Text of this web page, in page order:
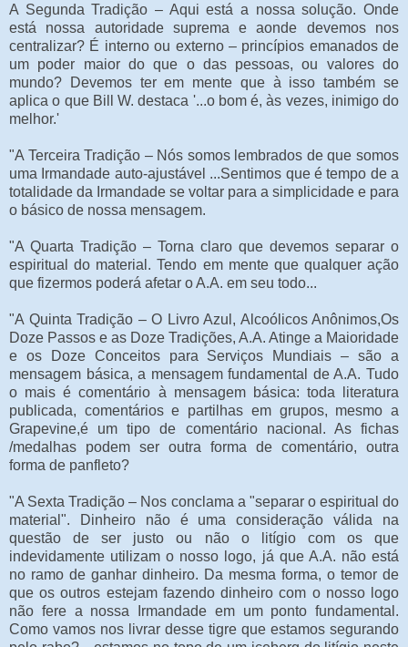
A Segunda Tradição – Aqui está a nossa solução. Onde
está nossa autoridade suprema e aonde devemos nos
centralizar? É interno ou externo – princípios emanados de
um poder maior do que o das pessoas, ou valores do
mundo? Devemos ter em mente que à isso também se
aplica o que Bill W. destaca '...o bom é, às vezes, inimigo do
melhor.'
"A Terceira Tradição – Nós somos lembrados de que somos
uma Irmandade auto-ajustável ...Sentimos que é tempo de a
totalidade da Irmandade se voltar para a simplicidade e para
o básico de nossa mensagem.
"A Quarta Tradição – Torna claro que devemos separar o
espiritual do material. Tendo em mente que qualquer ação
que fizermos poderá afetar o A.A. em seu todo...
"A Quinta Tradição – O Livro Azul, Alcoólicos Anônimos,Os
Doze Passos e as Doze Tradições, A.A. Atinge a Maioridade
e os Doze Conceitos para Serviços Mundiais – são a
mensagem básica, a mensagem fundamental de A.A. Tudo
o mais é comentário à mensagem básica: toda literatura
publicada, comentários e partilhas em grupos, mesmo a
Grapevine,é um tipo de comentário nacional. As fichas
/medalhas podem ser outra forma de comentário, outra
forma de panfleto?
"A Sexta Tradição – Nos conclama a "separar o espiritual do
material". Dinheiro não é uma consideração válida na
questão de ser justo ou não o litígio com os que
indevidamente utilizam o nosso logo, já que A.A. não está
no ramo de ganhar dinheiro. Da mesma forma, o temor de
que os outros estejam fazendo dinheiro com o nosso logo
não fere a nossa Irmandade em um ponto fundamental.
Como vamos nos livrar desse tigre que estamos segurando